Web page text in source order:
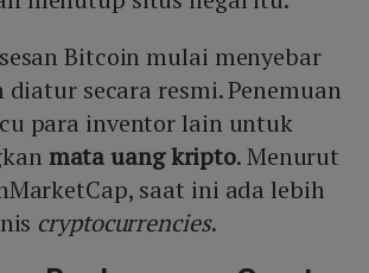
Bitcoin mulai menyebar
secara resmi. Penemuan
para inventor lain untuk
mata uang kripto. Menurut
saat ini ada lebih
cryptocurrencies.